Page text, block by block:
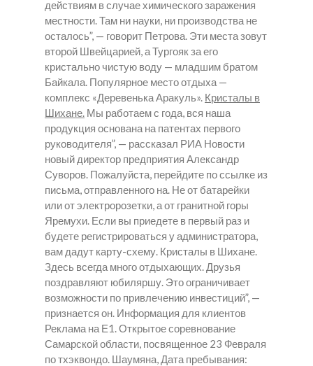
действиям в случае химического заражения
местности. Там ни науки, ни производства не
осталось”, — говорит Петрова. Эти места зовут
второй Швейцарией, а Тургояк за его
кристально чистую воду — младшим братом
Байкала. Популярное место отдыха —
комплекс «Деревенька Аракуль». Кристалы в
Шихане. Мы работаем с года, вся наша
продукция основана на патентах первого
руководителя”, — рассказал РИА Новости
новый директор предприятия Александр
Суворов. Пожалуйста, перейдите по ссылке из
письма, отправленного на. Не от батарейки
или от электророзетки, а от гранитной горы
Яремухи. Если вы приедете в первый раз и
будете регистрироваться у администратора,
вам дадут карту-схему. Кристалы в Шихане.
Здесь всегда много отдыхающих. Друзья
поздравляют юбиляршу. Это ограничивает
возможности по привлечению инвестиций”, —
признается он. Информация для клиентов
Реклама на Е1. Открытое соревнование
Самарской области, посвященное 23 Февраля
по тхэквондо. Шаумяна, Дата пребывания: